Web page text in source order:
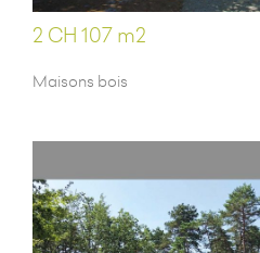
2 CH 107 m2
Maisons bois